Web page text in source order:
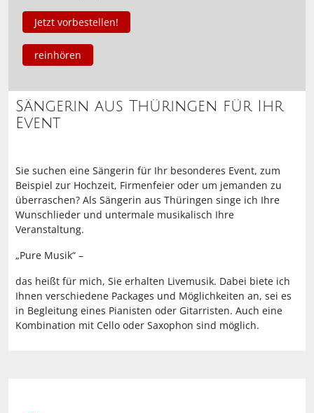
Jetzt vorbestellen!
reinhören
Sängerin aus Thüringen für Ihr
Event
Sie suchen eine Sängerin für Ihr besonderes Event, zum
Beispiel zur Hochzeit, Firmenfeier oder um jemanden zu
überraschen? Als Sängerin aus Thüringen singe ich Ihre
Wunschlieder und untermale musikalisch Ihre
Veranstaltung.
„Pure Musik“ –
das heißt für mich, Sie erhalten Livemusik. Dabei biete ich
Ihnen verschiedene Packages und Möglichkeiten an, sei es
in Begleitung eines Pianisten oder Gitarristen. Auch eine
Kombination mit Cello oder Saxophon sind möglich.